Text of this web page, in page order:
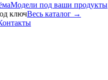
Модели под ваши продукты
ключВесь каталог →